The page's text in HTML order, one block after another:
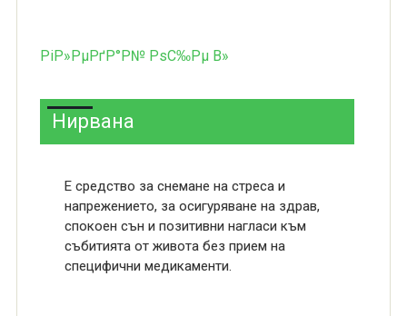
РіР»РµРґР°Р№ РѕС‰Рµ В»
Нирвана
Е средство за снемане на стреса и
напрежението, за осигуряване на здрав,
спокоен сън и позитивни нагласи към
събитията от живота без прием на
специфични медикаменти.